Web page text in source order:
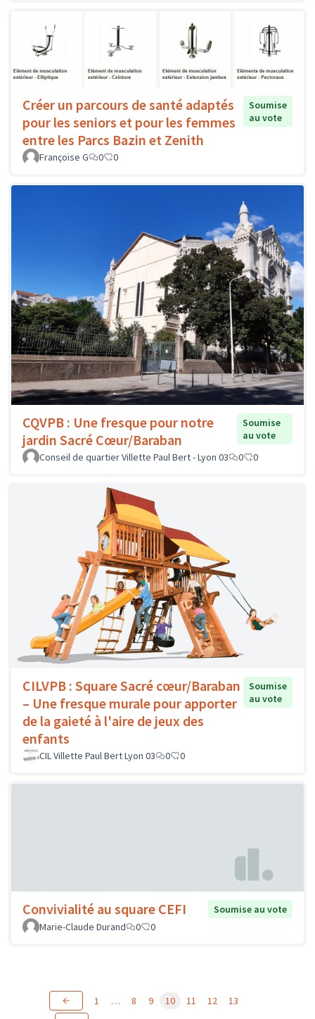
Créer un parcours de santé adaptés
pour les seniors et pour les femmes
entre les Parcs Bazin et Zenith
Soumise
au vote
Françoise G 0 0
CQVPB : Une fresque pour notre
jardin Sacré Cœur/Baraban
Soumise
au vote
Conseil de quartier Villette Paul Bert - Lyon 03
0 0
CILVPB : Square Sacré cœur/Baraban
– Une fresque murale pour apporter
de la gaieté à l'aire de jeux des
enfants
Soumise
au vote
CIL Villette Paul Bert Lyon 03 0 0
Convivialité au square CEFI
Soumise au vote
Marie-Claude Durand
0 0
1 … 8 9 10 11 12 13